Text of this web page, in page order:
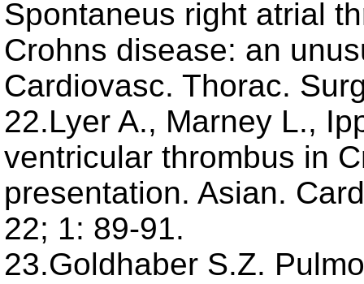
Spontaneus right atrial
Crohns disease: an
Cardiovasc. Thorac.
22.Lyer A., Marney L.,
ventricular thrombus in
presentation. Asian.
22; 1: 89-91.
23.Goldhaber S.Z.